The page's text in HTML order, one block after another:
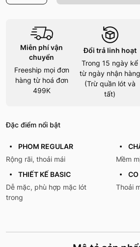
Miễn phí vận
chuyển
Freeship mọi đơn
hàng từ hoá đơn
499K
Đổi trả linh hoạt
Trong 15 ngày kể
từ ngày nhận hàng
(Trừ quần lót và
tất)
Đặc điểm nổi bật
PHOM REGULAR
Rộng rãi, thoải mái
Mềm
THIẾT KẾ BASIC
Dễ mặc, phù hợp mặc lót
trong
CO
Thoải